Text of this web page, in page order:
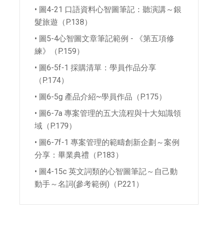
• 圖4-21 口語資料心智圖筆記：聽演講～銀
髮旅遊（P.138）
• 圖5-4心智圖文章筆記範例 - 《第五項修
練》（P.159）
• 圖6-5f-1 採購清單：學員作品分享
（P.174）
• 圖6-5g 產品介紹~學員作品（P.175）
• 圖6-7a 專案管理的五大流程與十大知識領
域（P.179）
• 圖6-7f-1 專案管理的範疇創新企劃～案例
分享：畢業典禮（P.183）
• 圖4-15c 英文詞類的心智圖筆記～自己動
動手～名詞(參考範例)（P.221）